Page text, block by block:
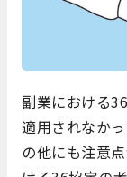
副業における
適用されなか
の他にも注意